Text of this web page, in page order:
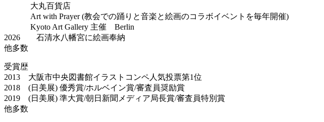
大丸百貨店
Art with Prayer (教会での踊りと音楽と絵画のコラボイベントを毎年開催)
Kyoto Art Gallery 主催 Berlin
2026 石清水八幡宮に絵画奉納
他多数
受賞歴
2013 大阪市中央図書館イラストコンペ人気投票第1位
2018 (日美展) 優秀賞/ホルベイン賞/審査員奨励賞
2019 (日美展) 準大賞/朝日新聞メディア局長賞/審査員特別賞
他多数